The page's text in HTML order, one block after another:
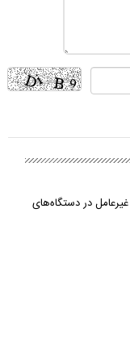
غیرعامل در دستگاه‌های